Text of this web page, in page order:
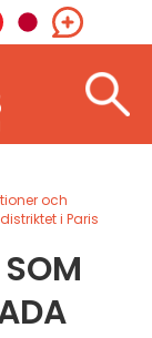
och
i Paris